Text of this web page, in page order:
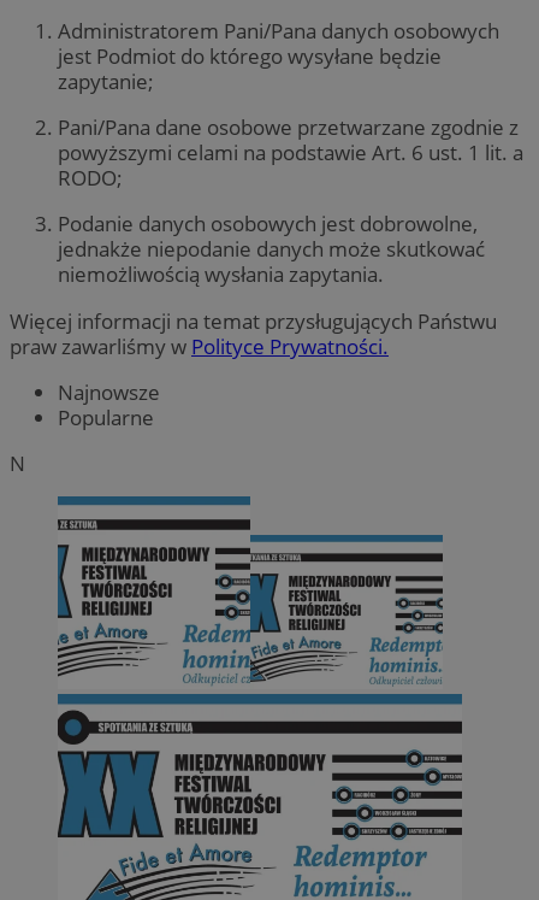
Administratorem Pani/Pana danych osobowych
jest Podmiot do którego wysyłane będzie
zapytanie;
Pani/Pana dane osobowe przetwarzane zgodnie z
powyższymi celami na podstawie Art. 6 ust. 1 lit. a
RODO;
Podanie danych osobowych jest dobrowolne,
jednakże niepodanie danych może skutkować
niemożliwością wysłania zapytania.
Więcej informacji na temat przysługujących Państwu
praw zawarliśmy w Polityce Prywatności.
Najnowsze
Popularne
N